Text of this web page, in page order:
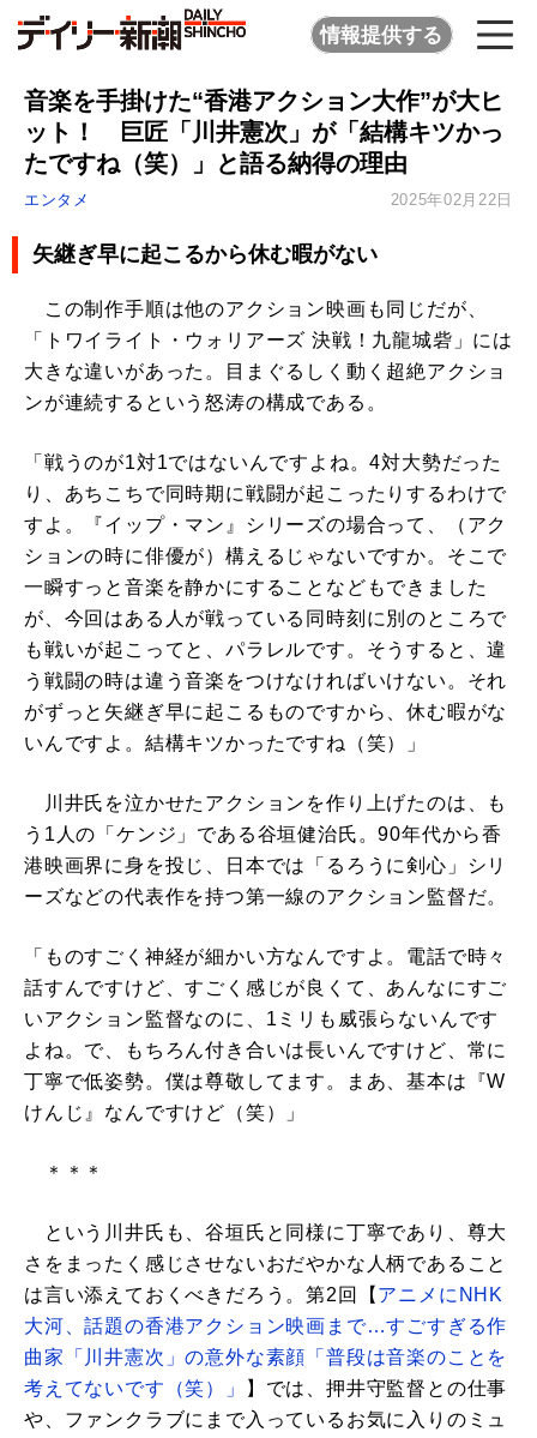
情報提供する
音楽を手掛けた“香港アクション大作”が大ヒ
ット！ 巨匠「川井憲次」が「結構キツかっ
たですね（笑）」と語る納得の理由
エンタメ 2025年02月22日
矢継ぎ早に起こるから休む暇がない
この制作手順は他のアクション映画も同じだが、
「トワイライト・ウォリアーズ 決戦！九龍城砦」には
大きな違いがあった。目まぐるしく動く超絶アクショ
ンが連続するという怒涛の構成である。
「戦うのが1対1ではないんですよね。4対大勢だった
り、あちこちで同時期に戦闘が起こったりするわけで
すよ。『イップ・マン』シリーズの場合って、（アク
ションの時に俳優が）構えるじゃないですか。そこで
一瞬すっと音楽を静かにすることなどもできました
が、今回はある人が戦っている同時刻に別のところで
も戦いが起こってと、パラレルです。そうすると、違
う戦闘の時は違う音楽をつけなければいけない。それ
がずっと矢継ぎ早に起こるものですから、休む暇がな
いんですよ。結構キツかったですね（笑）」
川井氏を泣かせたアクションを作り上げたのは、も
う1人の「ケンジ」である谷垣健治氏。90年代から香
港映画界に身を投じ、日本では「るろうに剣心」シリ
ーズなどの代表作を持つ第一線のアクション監督だ。
「ものすごく神経が細かい方なんですよ。電話で時々
話すんですけど、すごく感じが良くて、あんなにすご
いアクション監督なのに、1ミリも威張らないんです
よね。で、もちろん付き合いは長いんですけど、常に
丁寧で低姿勢。僕は尊敬してます。まあ、基本は『W
けんじ』なんですけど（笑）」
＊＊＊
という川井氏も、谷垣氏と同様に丁寧であり、尊大
さをまったく感じさせないおだやかな人柄であること
は言い添えておくべきだろう。第2回【 アニメにNHK
大河、話題の香港アクション映画まで…すごすぎる作
曲家「川井憲次」の意外な素顔「普段は音楽のことを
考えてないです（笑）」
】では、押井守監督との仕事
や、ファンクラブにまで入っているお気に入りのミュ